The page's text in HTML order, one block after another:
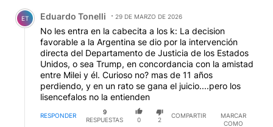
Comentario de Eduardo Tonelli.
ET Eduardo Tonelli 29 DE MARZO DE 2026
No les entra en la cabecita a los k: La decision
favorable a la Argentina se dio por la intervención
directa del Departamento de Justicia de los Estados
Unidos, o sea Trump, en concordancia con la amistad
entre Milei y él. Curioso no? mas de 11 años
perdiendo, y en un rato se gana el juicio....pero los
lisencefalos no la entienden
RESPONDER
9
RESPUESTAS
0 2
COMPARTIR
MARCAR
COMO